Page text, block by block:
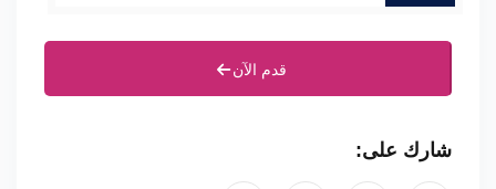
قدم الآن
شارك على: